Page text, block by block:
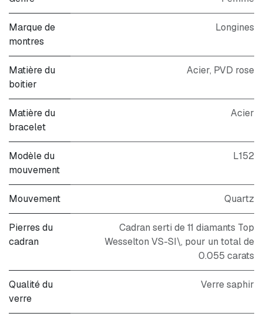
Marque de
montres
Longines
Matière du
boitier
Acier, PVD rose
Matière du
bracelet
Acier
Modèle du
mouvement
L152
Mouvement Quartz
Pierres du
cadran
Cadran serti de 11 diamants Top
Wesselton VS-SI\, pour un total de
0.055 carats
Qualité du
verre
Verre saphir